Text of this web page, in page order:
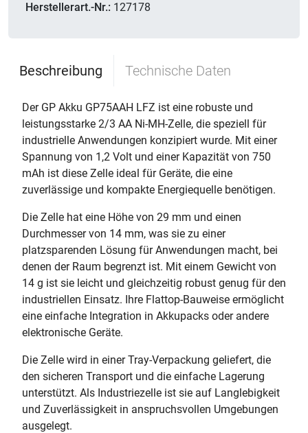
Herstellerart.-Nr.: 127178
Beschreibung Technische Daten
Der GP Akku GP75AAH LFZ ist eine robuste und
leistungsstarke 2/3 AA Ni-MH-Zelle, die speziell für
industrielle Anwendungen konzipiert wurde. Mit einer
Spannung von 1,2 Volt und einer Kapazität von 750
mAh ist diese Zelle ideal für Geräte, die eine
zuverlässige und kompakte Energiequelle benötigen.
Die Zelle hat eine Höhe von 29 mm und einen
Durchmesser von 14 mm, was sie zu einer
platzsparenden Lösung für Anwendungen macht, bei
denen der Raum begrenzt ist. Mit einem Gewicht von
14 g ist sie leicht und gleichzeitig robust genug für den
industriellen Einsatz. Ihre Flattop-Bauweise ermöglicht
eine einfache Integration in Akkupacks oder andere
elektronische Geräte.
Die Zelle wird in einer Tray-Verpackung geliefert, die
den sicheren Transport und die einfache Lagerung
unterstützt. Als Industriezelle ist sie auf Langlebigkeit
und Zuverlässigkeit in anspruchsvollen Umgebungen
ausgelegt.